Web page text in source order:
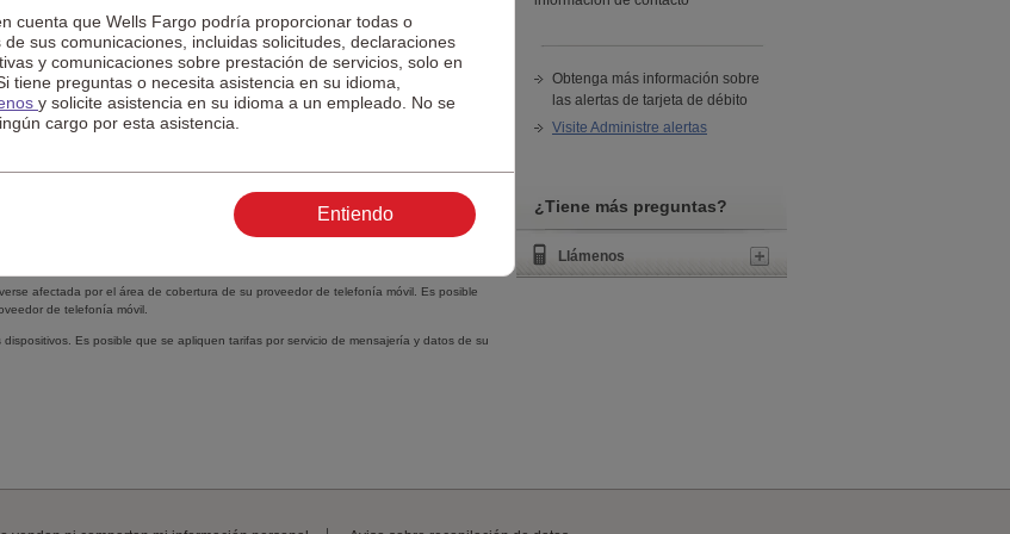
cuenta que Wells Fargo podría proporcionar todas o
de sus comunicaciones, incluidas solicitudes, declaraciones
y comunicaciones sobre prestación de servicios, solo en
tiene preguntas o necesita asistencia en su idioma,
y solicite asistencia en su idioma a un empleado. No se
cargo por esta asistencia.
Entiendo
de débito
Nota al pie 1
1, ¿podré recibir otros tipos de alertas deWells Fargo?
texto para pedirme que verificara transacciones hechas con mi tarjeta?
frecuentes sobre resolución de problemas.
afectada por el área de cobertura de su proveedor de telefonía móvil. Es posible
de telefonía móvil.
Es posible que se apliquen tarifas por servicio de mensajería y datos de su
Obtenga más información sobre
las alertas de tarjeta de débito
Visite Administre alertas
¿Tiene más preguntas?
Llámenos